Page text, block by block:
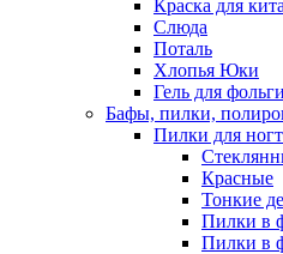
Краска для
Слюда
Поталь
Хлопья Юки
Гель для фольги
Бафы, пилки,
Пилки для
Красные
Тонкие
Пилки в
Пилки в